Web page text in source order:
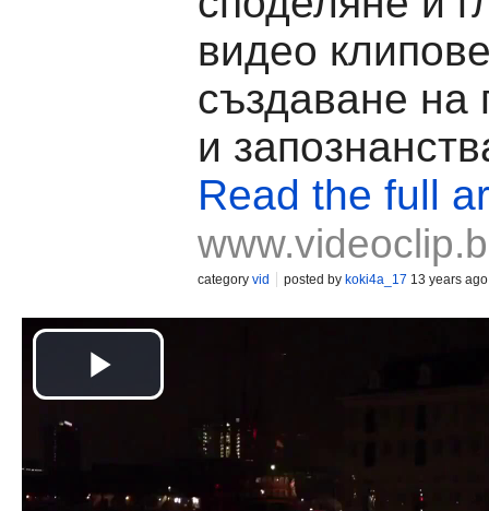
видео
създаване на
и
Read the full
category vid posted by koki4a_17 13 years ago